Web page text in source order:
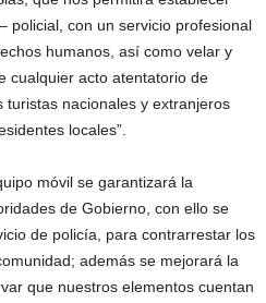
policial, con un servicio profesional
humanos, así como velar y
cualquier acto atentatorio de
turistas nacionales y extranjeros
locales”.
móvil se garantizará la
de Gobierno, con ello se
de policía, para contrarrestar los
además se mejorará la
que nuestros elementos cuentan